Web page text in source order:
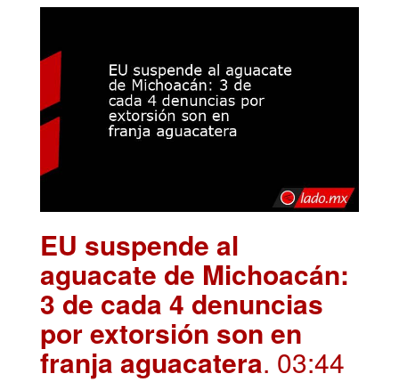
EU suspende al
aguacate de Michoacán:
3 de cada 4 denuncias
por extorsión son en
franja aguacatera. 03:44